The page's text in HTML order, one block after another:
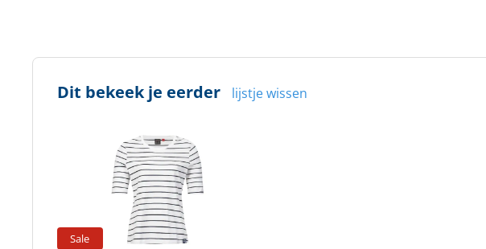
Dit bekeek je eerder lijstje wissen
Sale